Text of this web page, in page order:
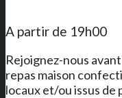
A partir de 19h00
Rejoignez-nous
repas maison
locaux et/ou issus